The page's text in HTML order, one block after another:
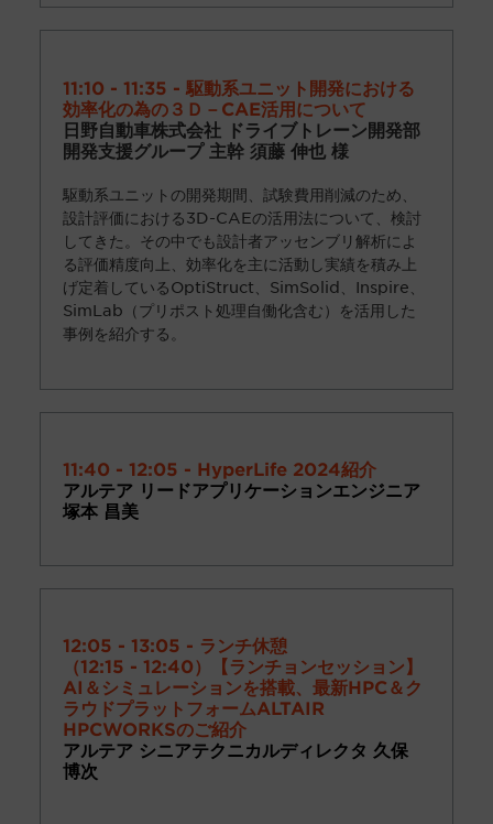
11:10 - 11:35 - 駆動系ユニット開発における
効率化の為の３Ｄ－CAE活用について
日野自動車株式会社 ドライブトレーン開発部
開発支援グループ 主幹 須藤 伸也 様
駆動系ユニットの開発期間、試験費用削減のため、
設計評価における3D-CAEの活用法について、検討
してきた。その中でも設計者アッセンブリ解析によ
る評価精度向上、効率化を主に活動し実績を積み上
げ定着しているOptiStruct、 SimSolid、 Inspire、
SimLab （プリポスト処理自働化含む）を活用した
事例を紹介する。
11:40 - 12:05 - HyperLife 2024紹介
アルテア リードアプリケーションエンジニア
塚本 昌美
12:05 - 13:05 - ランチ休憩
（12:15 - 12:40）
【ランチョンセッション】
AI ＆シミュレーションを搭載、最新HPC ＆ク
ラウドプラットフォームALTAIR
HPCWORKSのご紹介
アルテア シニアテクニカルディレクタ 久保
博次